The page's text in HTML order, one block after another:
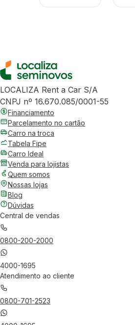
LOCALIZA Rent a Car S/A
CNPJ nº 16.670.085/0001-55
Financiamento
Parcelamento no cartão
Carro na troca
Tabela Fipe
Carro Ideal
Venda para lojistas
Quem somos
Nossas lojas
Blog
Dúvidas
Central de vendas
0800-200-2000
4000-1695
Atendimento ao cliente
0800-701-2523